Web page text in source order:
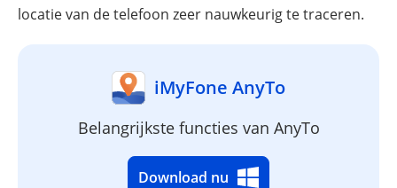
locatie van de telefoon zeer nauwkeurig te traceren.
iMyFone AnyTo
Belangrijkste functies van AnyTo
Download nu